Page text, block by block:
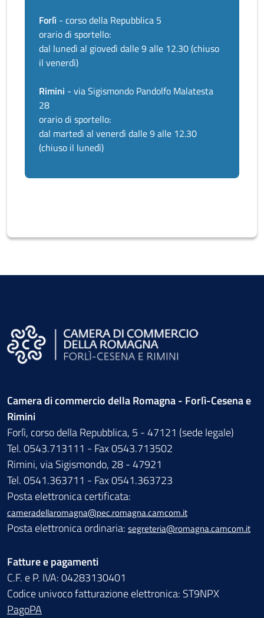
Forlì - corso della Repubblica 5
orario di sportello:
dal lunedì al giovedì dalle 9 alle 12.30 (chiuso
il venerdì)
Rimini - via Sigismondo Pandolfo Malatesta
28
orario di sportello:
dal martedì al venerdì dalle 9 alle 12.30
(chiuso il lunedì)
Camera di commercio della Romagna - Forlì-Cesena e
Rimini
Forlì, corso della Repubblica, 5 - 47121 (sede legale)
Tel. 0543.713111 - Fax 0543.713502
Rimini, via Sigismondo, 28 - 47921
Tel. 0541.363711 - Fax 0541.363723
Posta elettronica certificata:
cameradellaromagna@pec.romagna.camcom.it
Posta elettronica ordinaria: segreteria@romagna.camcom.it
Fatture e pagamenti
C.F. e P. IVA: 04283130401
Codice univoco fatturazione elettronica: ST9NPX
PagoPA